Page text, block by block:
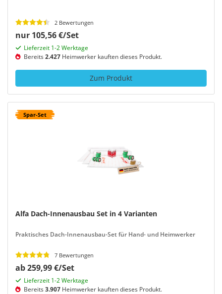
2 Bewertungen
nur 105,56 €/Set
Lieferzeit 1-2 Werktage
Bereits2.427 Heimwerker kauften dieses Produkt.
Zum Produkt
Spar-Set
Alfa Dach-Innenausbau Set in 4 Varianten
Praktisches Dach-Innenausbau-Set für Hand- und Heimwerker
7 Bewertungen
ab 259,99 €/Set
Lieferzeit 1-2 Werktage
Bereits3.907 Heimwerker kauften dieses Produkt.